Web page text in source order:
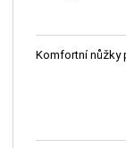
Komfortní nůžky